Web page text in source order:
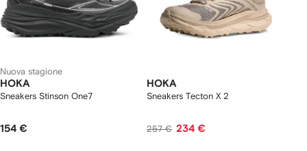
Nuova stagione
HOKA
Sneakers Stinson One7
154 €
HOKA
Sneakers Tecton X 2
257 € 234 €